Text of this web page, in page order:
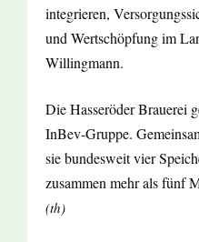
integrieren,
und Wertschöpfung im
Willingmann.
Die Hasseröder Brauerei
InBev-Gruppe.
sie bundesweit vier
zusammen mehr als fünf
(th)